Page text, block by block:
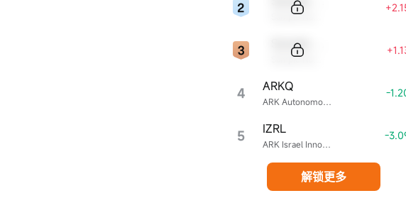
4 ARK Autonomous Technology & Robotics ETF
ARKQ -
5 ARK Israel Innovative Technology ETF
IZRL -
解锁更多